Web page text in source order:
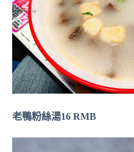
老鴨粉絲湯16 RMB